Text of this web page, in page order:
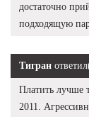
достаточно
подходящую
Тигран
Платить лучше
2011.